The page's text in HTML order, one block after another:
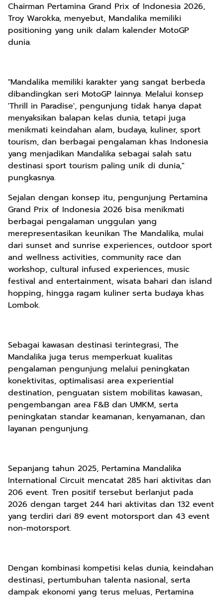
Chairman Pertamina Grand Prix of Indonesia 2026,
Troy Warokka, menyebut, Mandalika memiliki
positioning yang unik dalam kalender MotoGP
dunia.
"Mandalika memiliki karakter yang sangat berbeda
dibandingkan seri MotoGP lainnya. Melalui konsep
'Thrill in Paradise', pengunjung tidak hanya dapat
menyaksikan balapan kelas dunia, tetapi juga
menikmati keindahan alam, budaya, kuliner, sport
tourism, dan berbagai pengalaman khas Indonesia
yang menjadikan Mandalika sebagai salah satu
destinasi sport tourism paling unik di dunia,"
pungkasnya.
Sejalan dengan konsep itu, pengunjung Pertamina
Grand Prix of Indonesia 2026 bisa menikmati
berbagai pengalaman unggulan yang
merepresentasikan keunikan The Mandalika, mulai
dari sunset and sunrise experiences, outdoor sport
and wellness activities, community race dan
workshop, cultural infused experiences, music
festival and entertainment, wisata bahari dan island
hopping, hingga ragam kuliner serta budaya khas
Lombok.
Sebagai kawasan destinasi terintegrasi, The
Mandalika juga terus memperkuat kualitas
pengalaman pengunjung melalui peningkatan
konektivitas, optimalisasi area experiential
destination, penguatan sistem mobilitas kawasan,
pengembangan area F&B dan UMKM, serta
peningkatan standar keamanan, kenyamanan, dan
layanan pengunjung.
Sepanjang tahun 2025, Pertamina Mandalika
International Circuit mencatat 285 hari aktivitas dan
206 event. Tren positif tersebut berlanjut pada
2026 dengan target 244 hari aktivitas dan 132 event
yang terdiri dari 89 event motorsport dan 43 event
non-motorsport.
Dengan kombinasi kompetisi kelas dunia, keindahan
destinasi, pertumbuhan talenta nasional, serta
dampak ekonomi yang terus meluas, Pertamina